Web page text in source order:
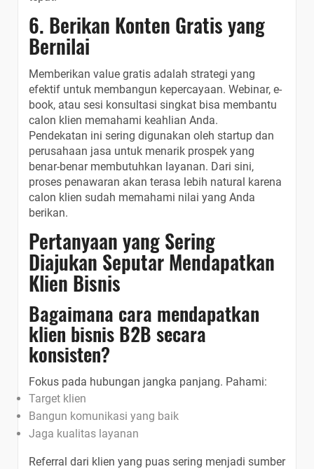
6. Berikan Konten Gratis yang
Bernilai
Memberikan value gratis adalah strategi yang
efektif untuk membangun kepercayaan. Webinar, e-
book, atau sesi konsultasi singkat bisa membantu
calon klien memahami keahlian Anda.
Pendekatan ini sering digunakan oleh startup dan
perusahaan jasa untuk menarik prospek yang
benar-benar membutuhkan layanan. Dari sini,
proses penawaran akan terasa lebih natural karena
calon klien sudah memahami nilai yang Anda
berikan.
Pertanyaan yang Sering
Diajukan Seputar Mendapatkan
Klien Bisnis
Bagaimana cara mendapatkan
klien bisnis B2B secara
konsisten?
Fokus pada hubungan jangka panjang. Pahami:
Target klien
Bangun komunikasi yang baik
Jaga kualitas layanan
Referral dari klien yang puas sering menjadi sumber